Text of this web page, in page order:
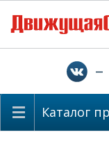
—
Каталог